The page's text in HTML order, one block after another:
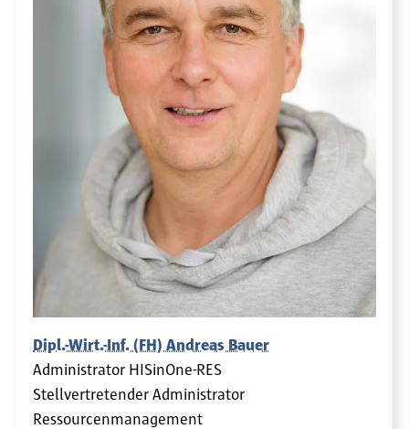
Dipl.-Wirt.-Inf. (FH) Andreas Bauer
Administrator HISinOne-RES
Stellvertretender Administrator
Ressourcenmanagement